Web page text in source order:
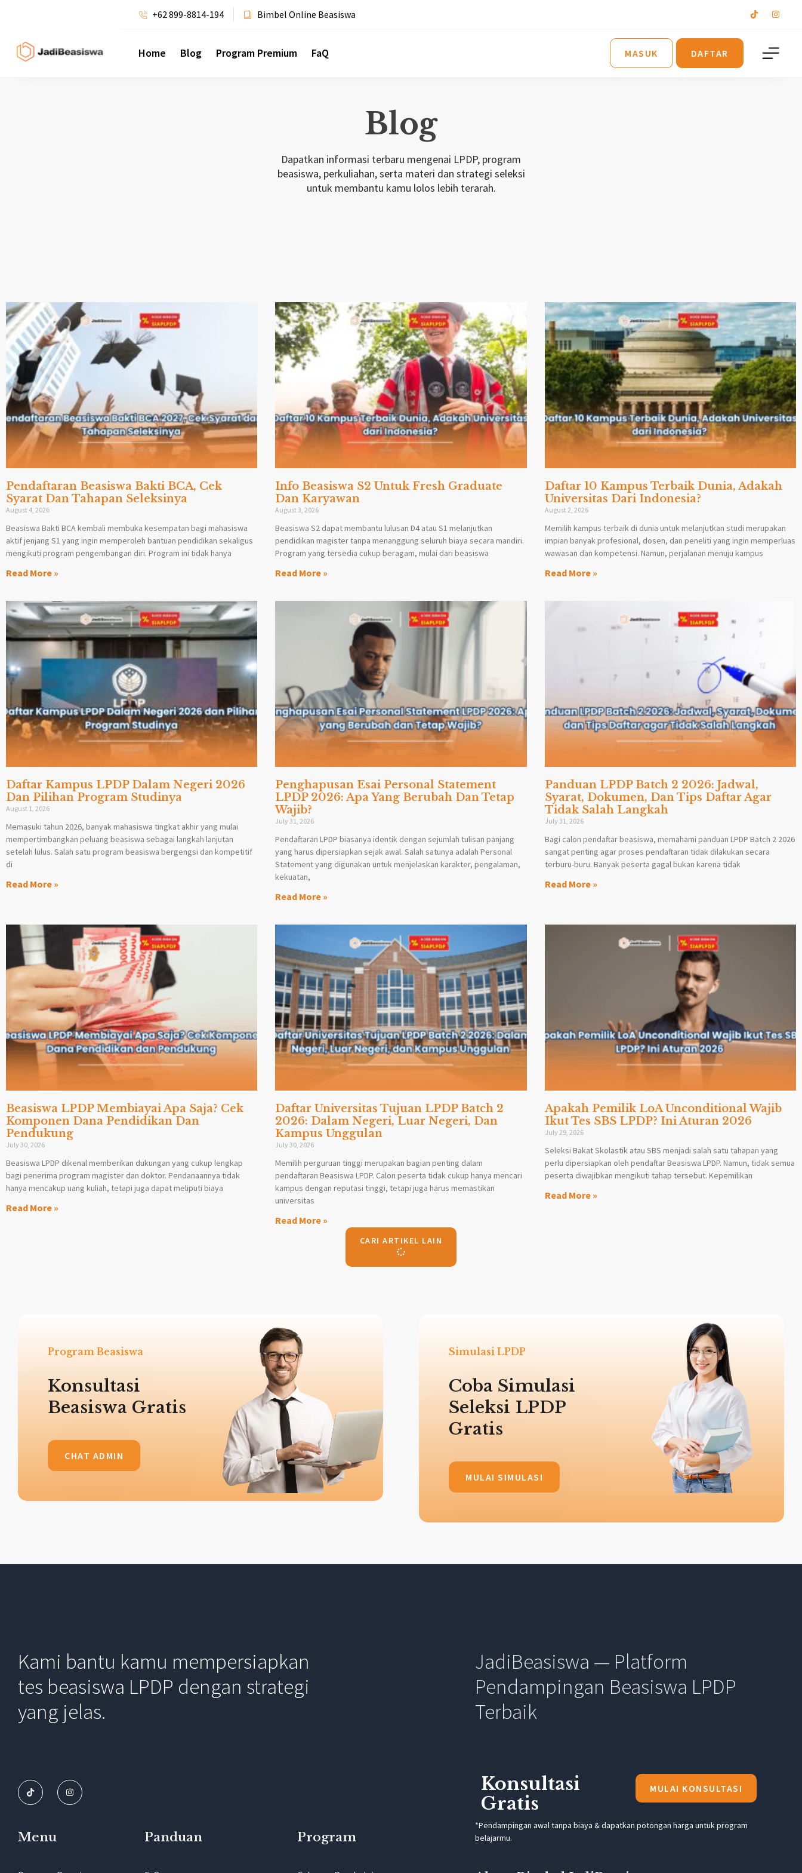
+62 899-8814-194 Bimbel Online Beasiswa
Home Blog Program Premium FaQ MASUK DAFTAR
Blog
Dapatkan informasi terbaru mengenai LPDP, program
beasiswa, perkuliahan, serta materi dan strategi seleksi
untuk membantu kamu lolos lebih terarah.
Pendaftaran Beasiswa Bakti BCA, Cek
Syarat Dan Tahapan Seleksinya
August 4, 2026
Beasiswa Bakti BCA kembali membuka kesempatan bagi mahasiswa
aktif jenjang S1 yang ingin memperoleh bantuan pendidikan sekaligus
mengikuti program pengembangan diri. Program ini tidak hanya
Read More »
Info Beasiswa S2 Untuk Fresh Graduate
Dan Karyawan
August 3, 2026
Beasiswa S2 dapat membantu lulusan D4 atau S1 melanjutkan
pendidikan magister tanpa menanggung seluruh biaya secara mandiri.
Program yang tersedia cukup beragam, mulai dari beasiswa
Read More »
Daftar 10 Kampus Terbaik Dunia, Adakah
Universitas Dari Indonesia?
August 2, 2026
Memilih kampus terbaik di dunia untuk melanjutkan studi merupakan
impian banyak profesional, dosen, dan peneliti yang ingin memperluas
wawasan dan kompetensi. Namun, perjalanan menuju kampus
Read More »
Daftar Kampus LPDP Dalam Negeri 2026
Dan Pilihan Program Studinya
August 1, 2026
Memasuki tahun 2026, banyak mahasiswa tingkat akhir yang mulai
mempertimbangkan peluang beasiswa sebagai langkah lanjutan
setelah lulus. Salah satu program beasiswa bergengsi dan kompetitif
di
Read More »
Penghapusan Esai Personal Statement
LPDP 2026: Apa Yang Berubah Dan Tetap
Wajib?
July 31, 2026
Pendaftaran LPDP biasanya identik dengan sejumlah tulisan panjang
yang harus dipersiapkan sejak awal. Salah satunya adalah Personal
Statement yang digunakan untuk menjelaskan karakter, pengalaman,
kekuatan,
Read More »
Panduan LPDP Batch 2 2026: Jadwal,
Syarat, Dokumen, Dan Tips Daftar Agar
Tidak Salah Langkah
July 31, 2026
Bagi calon pendaftar beasiswa, memahami panduan LPDP Batch 2 2026
sangat penting agar proses pendaftaran tidak dilakukan secara
terburu-buru. Banyak peserta gagal bukan karena tidak
Read More »
Beasiswa LPDP Membiayai Apa Saja? Cek
Komponen Dana Pendidikan Dan
Pendukung
July 30, 2026
Beasiswa LPDP dikenal memberikan dukungan yang cukup lengkap
bagi penerima program magister dan doktor. Pendanaannya tidak
hanya mencakup uang kuliah, tetapi juga dapat meliputi biaya
Read More »
Daftar Universitas Tujuan LPDP Batch 2
2026: Dalam Negeri, Luar Negeri, Dan
Kampus Unggulan
July 30, 2026
Memilih perguruan tinggi merupakan bagian penting dalam
pendaftaran Beasiswa LPDP. Calon peserta tidak cukup hanya mencari
kampus dengan reputasi tinggi, tetapi juga harus memastikan
universitas
Read More »
Apakah Pemilik LoA Unconditional Wajib
Ikut Tes SBS LPDP? Ini Aturan 2026
July 29, 2026
Seleksi Bakat Skolastik atau SBS menjadi salah satu tahapan yang
perlu dipersiapkan oleh pendaftar Beasiswa LPDP. Namun, tidak semua
peserta diwajibkan mengikuti tahap tersebut. Kepemilikan
Read More »
CARI ARTIKEL LAIN
Program Beasiswa
Konsultasi
Beasiswa Gratis
CHAT ADMIN
Simulasi LPDP
Coba Simulasi
Seleksi LPDP
Gratis
MULAI SIMULASI
Kami bantu kamu mempersiapkan
tes beasiswa LPDP dengan strategi
yang jelas.
Menu Panduan Program
JadiBeasiswa — Platform
Pendampingan Beasiswa LPDP
Terbaik
Konsultasi
Gratis
MULAI KONSULTASI
*Pendampingan awal tanpa biaya & dapatkan potongan harga untuk program
belajarmu.